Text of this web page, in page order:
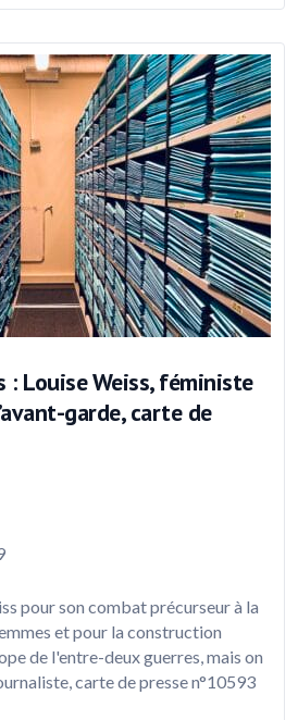
: Louise Weiss, féministe
garde, carte de
pour son combat précurseur à la
et pour la construction
de l'entre-deux guerres, mais on
carte de presse n°10593